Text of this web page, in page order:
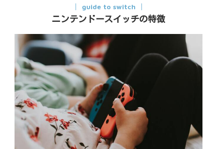
guide to switch
ニンテンドースイッチの特徴